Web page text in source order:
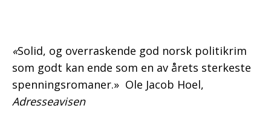
«Solid, og overraskende god norsk politikrim
som godt kan ende som en av årets sterkeste
spenningsromaner.» Ole Jacob Hoel,
Adresseavisen